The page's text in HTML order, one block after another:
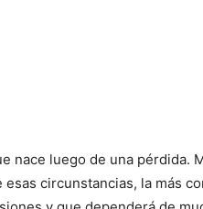
nace luego de una pérdida.
circunstancias, la más